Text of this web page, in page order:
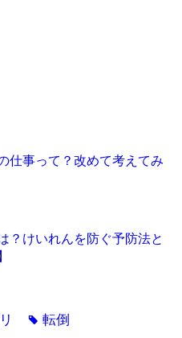
仕事って？改めて考えてみ
？けいれんを防ぐ予防法と
tag転倒